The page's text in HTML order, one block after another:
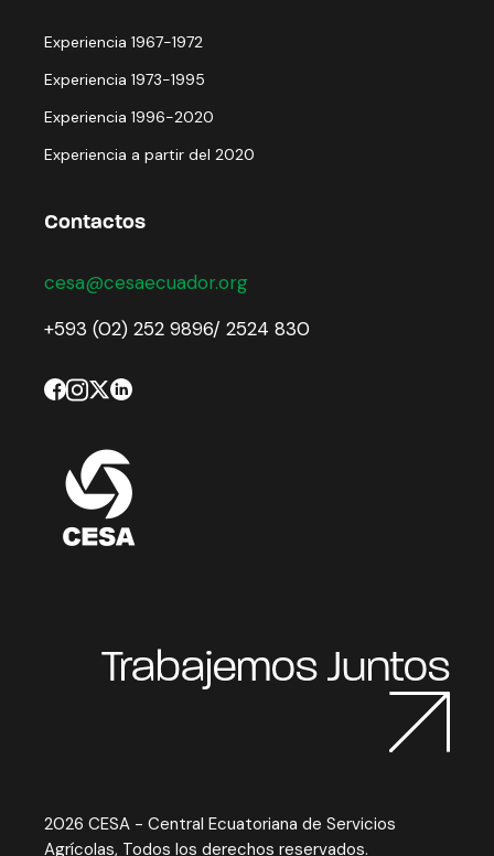
Experiencia 1967-1972
Experiencia 1973-1995
Experiencia 1996-2020
Experiencia a partir del 2020
Contactos
cesa@cesaecuador.org
+593 (02) 252 9896/ 2524 830
2026 CESA - Central Ecuatoriana de Servicios
Agrícolas, Todos los derechos reservados.
Trabajemos Juntos